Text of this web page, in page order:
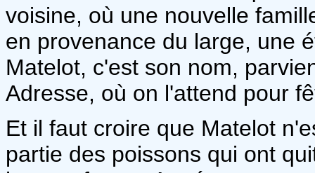
voisine, où une nouvelle
en provenance du large, une
Matelot, c'est son nom,
Adresse, où on l'attend pour
Et il faut croire que Matelot
partie des poissons qui ont